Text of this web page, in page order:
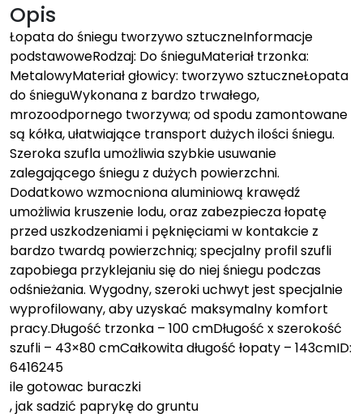
Opis
Łopata do śniegu tworzywo sztuczneInformacje
podstawoweRodzaj: Do śnieguMateriał trzonka:
MetalowyMateriał głowicy: tworzywo sztuczneŁopata
do śnieguWykonana z bardzo trwałego,
mrozoodpornego tworzywa; od spodu zamontowane
są kółka, ułatwiające transport dużych ilości śniegu.
Szeroka szufla umożliwia szybkie usuwanie
zalegającego śniegu z dużych powierzchni.
Dodatkowo wzmocniona aluminiową krawędź
umożliwia kruszenie lodu, oraz zabezpiecza łopatę
przed uszkodzeniami i pęknięciami w kontakcie z
bardzo twardą powierzchnią; specjalny profil szufli
zapobiega przyklejaniu się do niej śniegu podczas
odśnieżania. Wygodny, szeroki uchwyt jest specjalnie
wyprofilowany, aby uzyskać maksymalny komfort
pracy.Długość trzonka – 100 cmDługość x szerokość
szufli – 43×80 cmCałkowita długość łopaty – 143cmID:
6416245
ile gotowac buraczki
, jak sadzić paprykę do gruntu